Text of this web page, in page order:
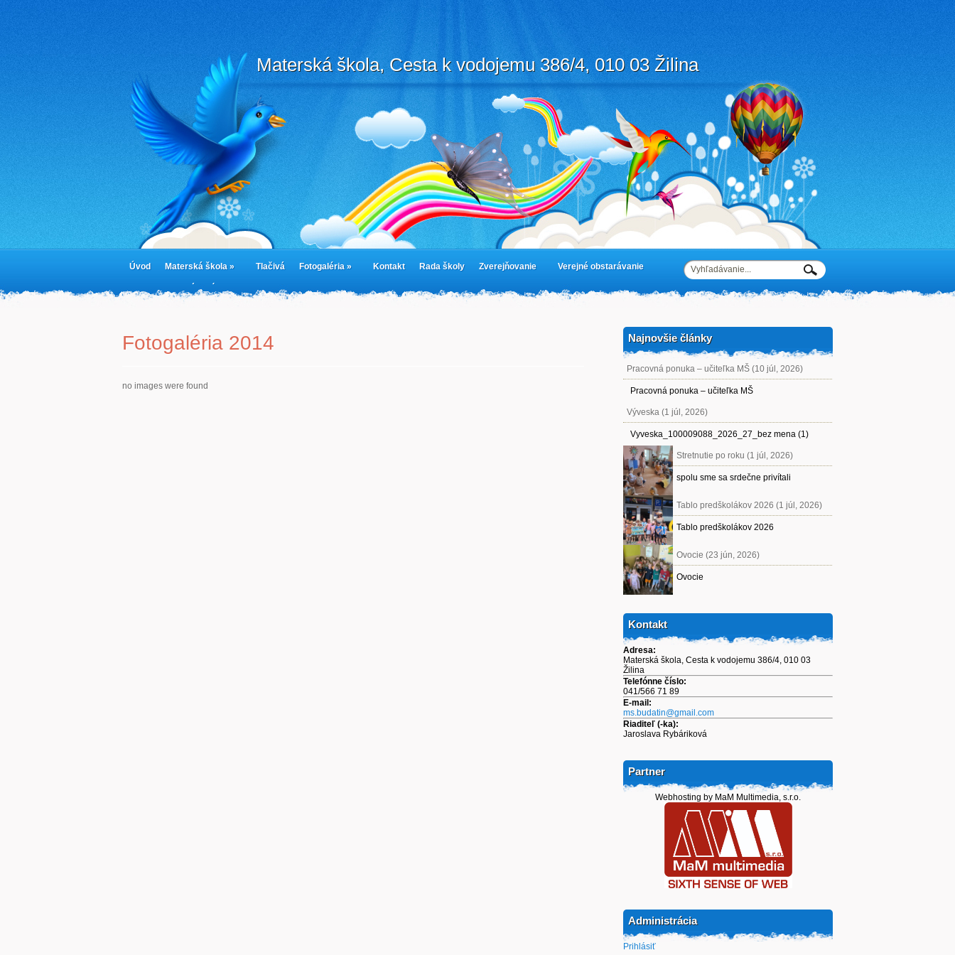
Materská škola, Cesta k vodojemu 386/4, 010 03 Žilina
Úvod Materská škola » Tlačivá Fotogaléria » Kontakt Rada školy Zverejňovanie Verejné obstarávanie
cookies Jedálny lístok Cookie Policy
Fotogaléria 2014
no images were found
Najnovšie články
Pracovná ponuka – učiteľka MŠ (10 júl, 2026)
Pracovná ponuka – učiteľka MŠ
Výveska (1 júl, 2026)
Vyveska_100009088_2026_27_bez mena (1)
Stretnutie po roku (1 júl, 2026)
spolu sme sa srdečne privítali
Tablo predškolákov 2026 (1 júl, 2026)
Tablo predškolákov 2026
Ovocie (23 jún, 2026)
Ovocie
Kontakt
Adresa:
Materská škola, Cesta k vodojemu 386/4, 010 03
Žilina
Telefónne číslo:
041/566 71 89
E-mail:
ms.budatin@gmail.com
Riaditeľ (-ka):
Jaroslava Rybáriková
Partner
Webhosting by MaM Multimedia, s.r.o.
Administrácia
Prihlásiť